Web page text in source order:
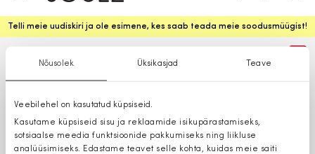
Nõusolek Üksikasjad Teave
Veebilehel on kasutatud küpsiseid.
Kasutame küpsiseid sisu ja reklaamide isikupärastamiseks,
sotsiaalse meedia funktsioonide pakkumiseks ning liikluse
analüüsimiseks. Edastame teavet selle kohta, kuidas meie saiti
Telli meie uudiskiri ja ole esimene, kes saab teada meie soodusmüügist!